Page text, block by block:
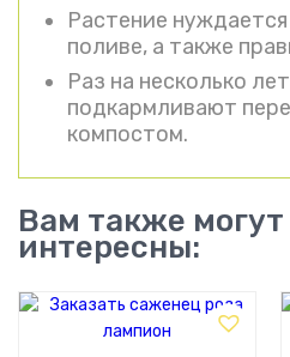
Растение
поливе, а также
Раз на несколько
подкармливают
компостом.
Вам также
интересны: